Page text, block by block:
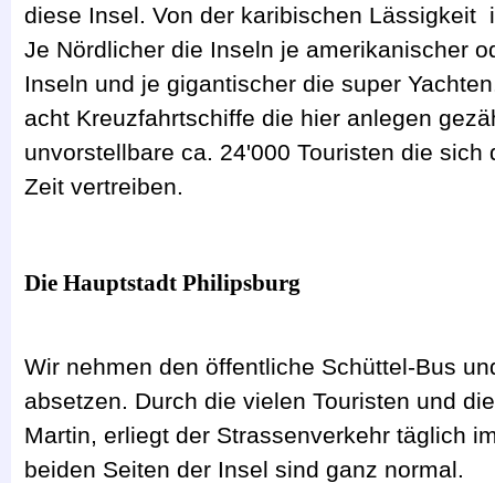
diese Insel. Von der karibischen Lässigkeit
Je Nördlicher die Inseln je amerikanischer
Inseln und je gigantischer die super
acht Kreuzfahrtschiffe die hier anlegen
unvorstellbare ca. 24'000 Touristen die sich
Zeit vertreiben.
Die Hauptstadt Philipsburg
Wir nehmen den öffentliche Schüttel-Bus
absetzen. Durch die vielen Touristen und
Martin, erliegt der Strassenverkehr täglich
beiden Seiten der Insel sind ganz normal.